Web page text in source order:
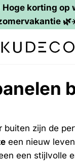
korting op
buiten zijn de
een nieuw
een stijlvolle